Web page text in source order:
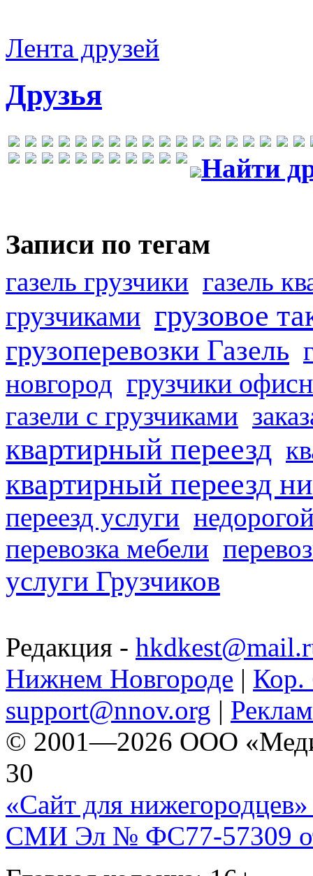
Лента друзей
Друзья
Найти
Записи по тегам
газель грузчики газель
грузчиками грузовое
грузоперевозки Газель
новгород грузчики
газели с грузчиками
квартирный переезд
квартирный переезд
переезд услуги
перевозка мебели
услуги Грузчиков
Редакция -
Нижнем Новгороде | Кор.
support@nnov.org |
© 2001—2026 ООО
30
«Сайт для нижегородцев»
СМИ Эл № ФС77-57309